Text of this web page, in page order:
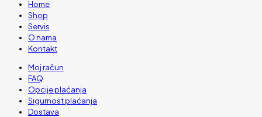
Home
Shop
Servis
O nama
Kontakt
Moj račun
FAQ
Opcije plaćanja
Sigurnost plaćanja
Dostava